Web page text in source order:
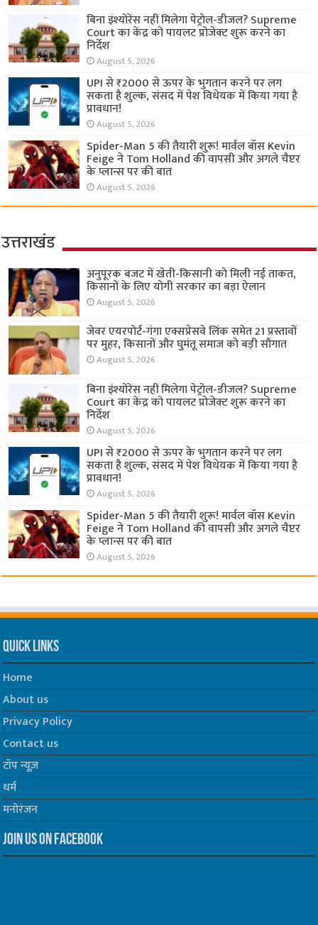
बिना इंश्योरेंस नहीं मिलेगा पेट्रोल-डीजल? Supreme
Court का केंद्र को पायलट प्रोजेक्ट शुरू करने का
निर्देश
August 5, 2026
UPI से ₹2000 से ऊपर के भुगतान करने पर लग
सकता है शुल्क, संसद में पेश विधेयक में किया गया है
प्रावधान!
August 5, 2026
Spider-Man 5 की तैयारी शुरू! मार्वल बॉस Kevin
Feige ने Tom Holland की वापसी और अगले चैप्टर
के प्लान्स पर की बात
August 5, 2026
उत्तराखंड
अनुपूरक बजट में खेती-किसानी को मिली नई ताकत,
किसानों के लिए योगी सरकार का बड़ा ऐलान
August 5, 2026
जेवर एयरपोर्ट-गंगा एक्सप्रेसवे लिंक समेत 21 प्रस्तावों
पर मुहर, किसानों और घुमंतू समाज को बड़ी सौगात
August 5, 2026
बिना इंश्योरेंस नहीं मिलेगा पेट्रोल-डीजल? Supreme
Court का केंद्र को पायलट प्रोजेक्ट शुरू करने का
निर्देश
August 5, 2026
UPI से ₹2000 से ऊपर के भुगतान करने पर लग
सकता है शुल्क, संसद में पेश विधेयक में किया गया है
प्रावधान!
August 5, 2026
Spider-Man 5 की तैयारी शुरू! मार्वल बॉस Kevin
Feige ने Tom Holland की वापसी और अगले चैप्टर
के प्लान्स पर की बात
August 5, 2026
Quick Links
Home
About us
Privacy Policy
Contact us
टॉप न्यूज़
धर्म
मनोरंजन
Join us on Facebook